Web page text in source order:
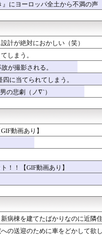
らしい → 「NP...
しを巡る議論と世界の...
しを巡る議論と世界の...
らえる」→「...
い」
。二人目は考えてる？...
がれ”でも2.2...
知らない」危機一髪
ないで１人で育児して...
ラビア界を席巻す...
ース熊田が怪...
卒業セレ...
」→TBSの報...
ｗｗｗｗｗｗ
を完全再現ｗｗｗｗｗ
にヨーロッパ全土から不満の声
計が絶対におかしい（笑）
しまう。
が撮影される。
に当てられてしまう。
の悲劇（ノ∇`）
動画あり】
！！【GIF動画あり】
病棟を建てたばかりなのに近
の送迎のために車をどかして